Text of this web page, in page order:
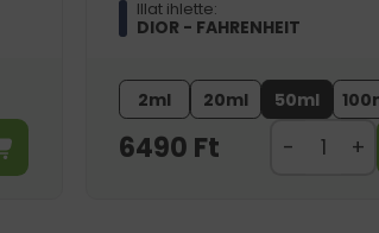
Illat ihlette:
DIOR - FAHRENHEIT
2ml 20ml 50ml
6490 Ft